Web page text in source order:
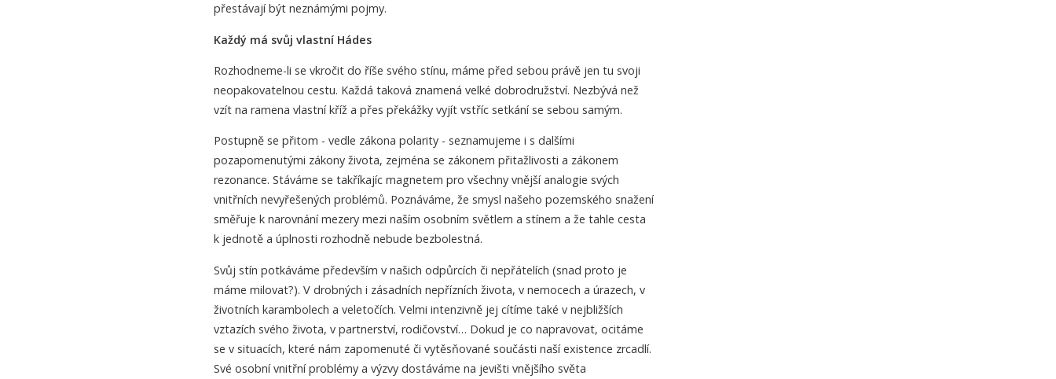
přestávají být neznámými pojmy.
Každý má svůj vlastní Hádes
Rozhodneme-li se vkročit do říše svého stínu, máme před sebou právě jen tu svoji
neopakovatelnou cestu. Každá taková znamená velké dobrodružství. Nezbývá než
vzít na ramena vlastní kříž a přes překážky vyjít vstříc setkání se sebou samým.
Postupně se přitom - vedle zákona polarity - seznamujeme i s dalšími
pozapomenutými zákony života, zejména se zákonem přitažlivosti a zákonem
rezonance. Stáváme se takříkajíc magnetem pro všechny vnější analogie svých
vnitřních nevyřešených problémů. Poznáváme, že smysl našeho pozemského snažení
směřuje k narovnání mezery mezi naším osobním světlem a stínem a že tahle cesta
k jednotě a úplnosti rozhodně nebude bezbolestná.
Svůj stín potkáváme především v našich odpůrcích či nepřátelích (snad proto je
máme milovat?). V drobných i zásadních nepřízních života, v nemocech a úrazech, v
životních karambolech a veletočích. Velmi intenzivně jej cítíme také v nejbližších
vztazích svého života, v partnerství, rodičovství… Dokud je co napravovat, ocitáme
se v situacích, které nám zapomenuté či vytěsňované součásti naší existence zrcadlí.
Své osobní vnitřní problémy a výzvy dostáváme na jevišti vnějšího světa